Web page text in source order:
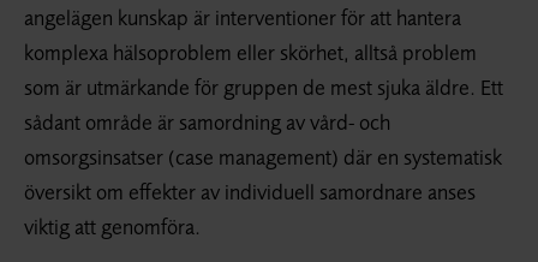
angelägen kunskap är interventioner för att hantera
komplexa hälsoproblem eller skörhet, alltså problem
som är utmärkande för gruppen de mest sjuka äldre. Ett
sådant område är samordning av vård- och
omsorgsinsatser (case management) där en systematisk
översikt om effekter av individuell samordnare anses
viktig att genomföra.